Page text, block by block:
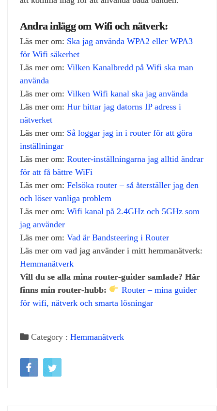
Andra inlägg om Wifi och nätverk:
Läs mer om: Ska jag använda WPA2 eller WPA3
för Wifi säkerhet
Läs mer om: Vilken Kanalbredd på Wifi ska man
använda
Läs mer om: Vilken Wifi kanal ska jag använda
Läs mer om: Hur hittar jag datorns IP adress i
nätverket
Läs mer om: Så loggar jag in i router för att göra
inställningar
Läs mer om: Router‑inställningarna jag alltid ändrar
för att få bättre WiFi
Läs mer om: Felsöka router – så återställer jag den
och löser vanliga problem
Läs mer om: Wifi kanal på 2.4GHz och 5GHz som
jag använder
Läs mer om: Vad är Bandsteering i Router
Läs mer om vad jag använder i mitt hemmanätverk:
Hemmanätverk
Vill du se alla mina router‑guider samlade? Här
finns min router‑hubb:
Router – mina guider
för wifi, nätverk och smarta lösningar
Category : Hemmanätverk